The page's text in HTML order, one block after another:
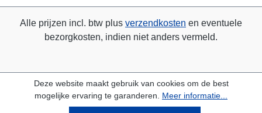
Alle prijzen incl. btw plus verzendkosten en eventuele
bezorgkosten, indien niet anders vermeld.
Deze website maakt gebruik van cookies om de best
mogelijke ervaring te garanderen. Meer informatie...